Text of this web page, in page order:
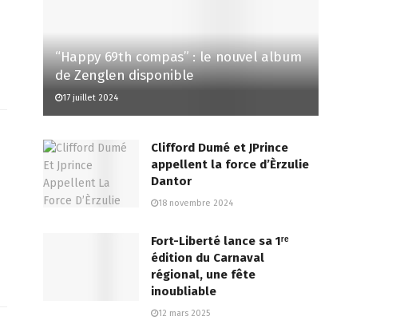
“Happy 69th compas” : le nouvel album
de Zenglen disponible
17 juillet 2024
Clifford Dumé et JPrince
appellent la force d’Èrzulie
Dantor
18 novembre 2024
Fort-Liberté lance sa 1ʳᵉ
édition du Carnaval
régional, une fête
inoubliable
12 mars 2025